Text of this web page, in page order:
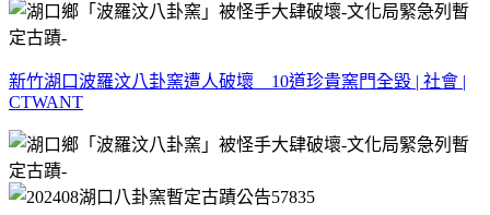
新竹湖口波羅汶八卦窯遭人破壞 10道珍貴窯門全毀 | 社會 |
CTWANT